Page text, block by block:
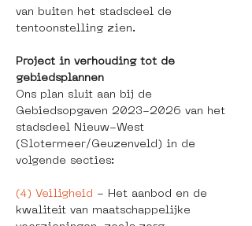
van buiten het stadsdeel de
tentoonstelling zien.
Project in verhouding tot de
gebiedsplannen
Ons plan sluit aan bij de
Gebiedsopgaven 2023-2026 van het
stadsdeel Nieuw-West
(Slotermeer/Geuzenveld) in de
volgende secties:
(4) Veiligheid
- Het aanbod en de
kwaliteit van maatschappelijke